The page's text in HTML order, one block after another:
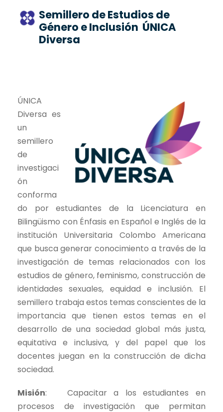
Semillero de Estudios de
Género e Inclusión ÚNICA
Diversa
ÚNICA
Diversa es
un
semillero
de
investigaci
ón
conforma
do por estudiantes de la Licenciatura en
Bilingüismo con Énfasis en Español e Inglés de la
institución Universitaria Colombo Americana
que busca generar conocimiento a través de la
investigación de temas relacionados con los
estudios de género, feminismo, construcción de
identidades sexuales, equidad e inclusión. El
semillero trabaja estos temas conscientes de la
importancia que tienen estos temas en el
desarrollo de una sociedad global más justa,
equitativa e inclusiva, y del papel que los
docentes juegan en la construcción de dicha
sociedad.
Misión: Capacitar a los estudiantes en
procesos de investigación que permitan